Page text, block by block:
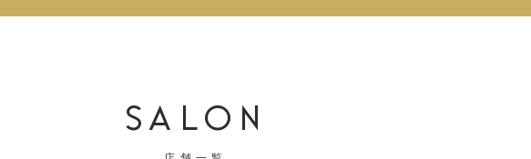
SALON